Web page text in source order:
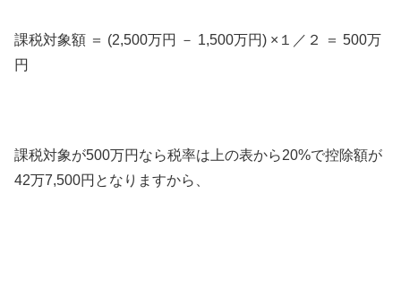
課税対象額 ＝ (2,500万円 － 1,500万円) ×１／２ ＝ 500万
円
課税対象が500万円なら税率は上の表から20%で控除額が
42万7,500円となりますから、